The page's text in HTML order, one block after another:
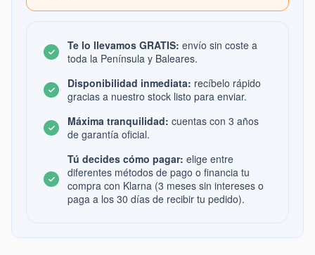
Te lo llevamos GRATIS: envío sin coste a
toda la Península y Baleares.
Disponibilidad inmediata: recíbelo rápido
gracias a nuestro stock listo para enviar.
Máxima tranquilidad: cuentas con 3 años
de garantía oficial.
Tú decides cómo pagar: elige entre
diferentes métodos de pago o financia tu
compra con Klarna (3 meses sin intereses o
paga a los 30 días de recibir tu pedido).